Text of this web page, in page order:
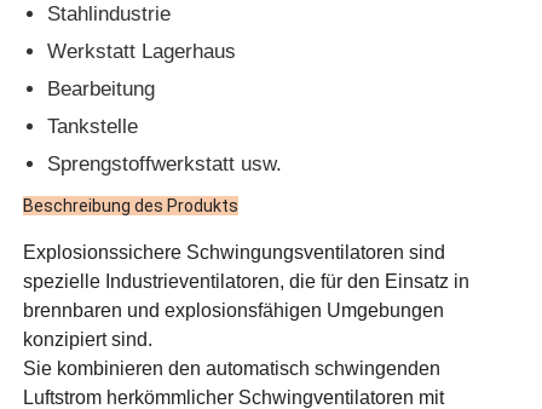
Stahlindustrie
Werkstatt Lagerhaus
Bearbeitung
Tankstelle
Sprengstoffwerkstatt usw.
Beschreibung des Produkts
Explosionssichere Schwingungsventilatoren sind
spezielle Industrieventilatoren, die für den Einsatz in
brennbaren und explosionsfähigen Umgebungen
konzipiert sind.
Sie kombinieren den automatisch schwingenden
Luftstrom herkömmlicher Schwingventilatoren mit